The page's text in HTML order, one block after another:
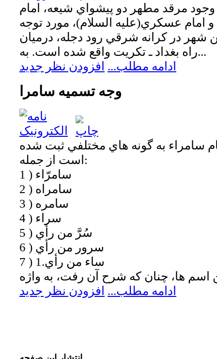
مرقد مطهر دو پيشواي شيعه، امام
و امام عسكري(عليه السلام)، مورد توجه
شهر در كرانه شرقي رود دجله، درميان
راه بغداد ـ تكريت واقع شده است. به...
ادامه مطلب... افزودن نظر جدید
وجه تسميه سامرا
سامراء به گونه هاي مختلفي ثبت شده
است از جمله:
1 ) سامرّاء
2 ) سامراه
3 ) سامره
4 ) سراء
5 ) سُرَّ من رأي
6 ) سرور من رأي
7 ) ساء من رأي.1
ادامه مطلب... افزودن نظر جدید